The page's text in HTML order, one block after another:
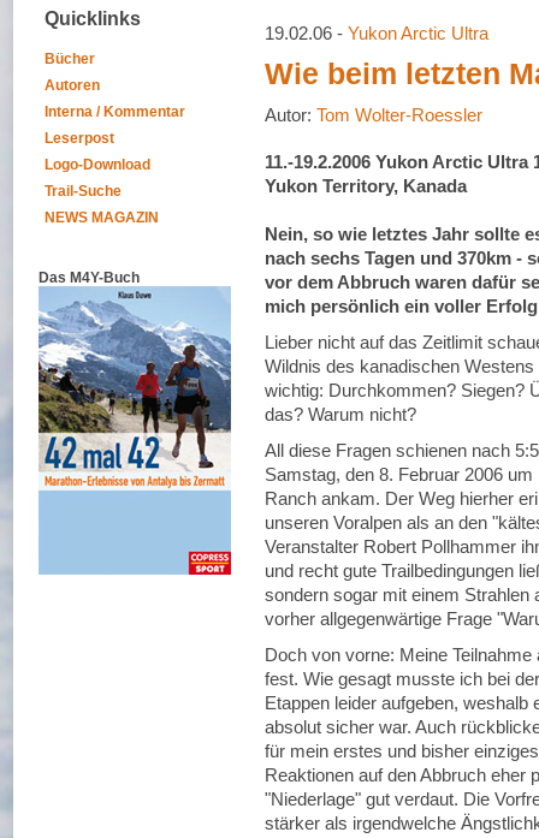
Quicklinks
Bücher
Autoren
Interna / Kommentar
Leserpost
Logo-Download
Trail-Suche
NEWS MAGAZIN
Das M4Y-Buch
19.02.06 - Yukon Arctic Ultra
Wie beim letzten
Autor: Tom Wolter-Roessler
11.-19.2.2006 Yukon Arctic Ultra
Yukon Territory, Kanada
Nein, so wie letztes Jahr sollte
nach sechs Tagen und 370km -
vor dem Abbruch waren dafür
mich persönlich ein voller
Lieber nicht auf das Zeitlimit
Wildnis des kanadischen
wichtig: Durchkommen? Siegen?
das? Warum nicht?
All diese Fragen schienen nach
Samstag, den 8. Februar 2006
Ranch ankam. Der Weg hierher
unseren Voralpen als an den
Veranstalter Robert Pollhammer
und recht gute Trailbedingungen
sondern sogar mit einem
vorher allgegenwärtige Frage
Doch von vorne: Meine
fest. Wie gesagt musste ich bei
Etappen leider aufgeben,
absolut sicher war. Auch
für mein erstes und bisher
Reaktionen auf den Abbruch eher
"Niederlage" gut verdaut. Die
stärker als irgendwelche